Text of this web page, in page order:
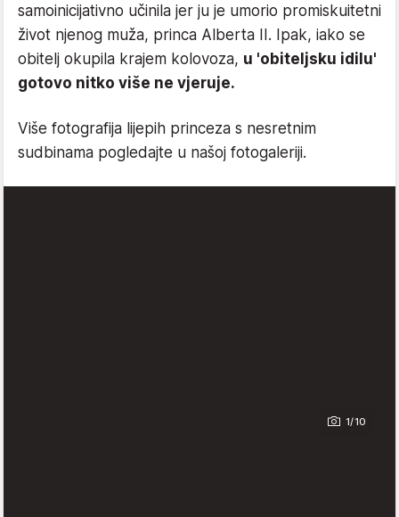
samoinicijativno učinila jer ju je umorio promiskuitetni
život njenog muža, princa Alberta II. Ipak, iako se
obitelj okupila krajem kolovoza, u 'obiteljsku idilu'
gotovo nitko više ne vjeruje.
Više fotografija lijepih princeza s nesretnim
sudbinama pogledajte u našoj fotogaleriji.
1/10